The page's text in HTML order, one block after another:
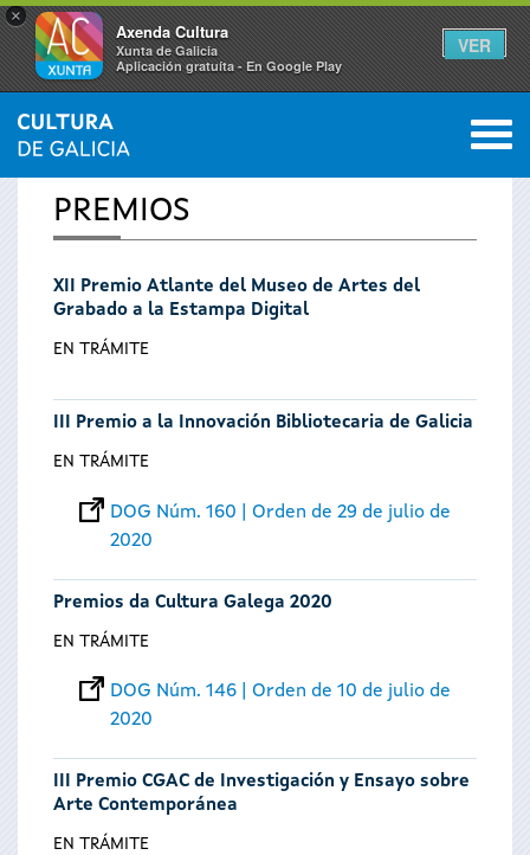
×
Axenda Cultura
Xunta de Galicia
Aplicación gratuíta - En Google Play
VER
Se
encuentra
usted
aquí
INICIO 0
PREMIOS
XII Premio Atlante del Museo de Artes del
Grabado a la Estampa Digital
EN TRÁMITE
III Premio a la Innovación Bibliotecaria de Galicia
EN TRÁMITE
DOG Núm. 160 | Orden de 29 de julio de
2020
Premios da Cultura Galega 2020
EN TRÁMITE
DOG Núm. 146 | Orden de 10 de julio de
2020
III Premio CGAC de Investigación y Ensayo sobre
Arte Contemporánea
EN TRÁMITE